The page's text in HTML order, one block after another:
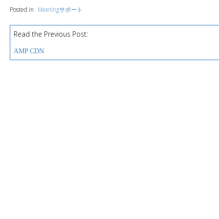
Posted in Meetingサポート
P
o
s
Read the Previous Post:
AMP CDN